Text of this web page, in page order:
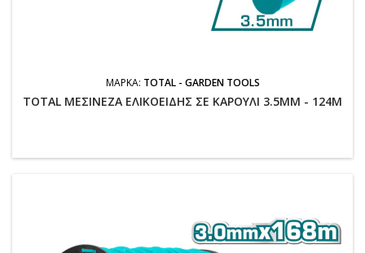
ΜΆΡΚΑ: TOTAL - GARDEN TOOLS
TOTAL ΜΕΣΙΝΕΖΑ ΕΛΙΚΟΕΙΔΗΣ ΣΕ ΚΑΡΟΥΛΙ 3.5MM - 124M